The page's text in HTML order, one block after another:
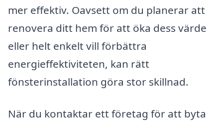
mer effektiv. Oavsett om du planerar att
renovera ditt hem för att öka dess värde
eller helt enkelt vill förbättra
energieffektiviteten, kan rätt
fönsterinstallation göra stor skillnad.
När du kontaktar ett företag för att byta